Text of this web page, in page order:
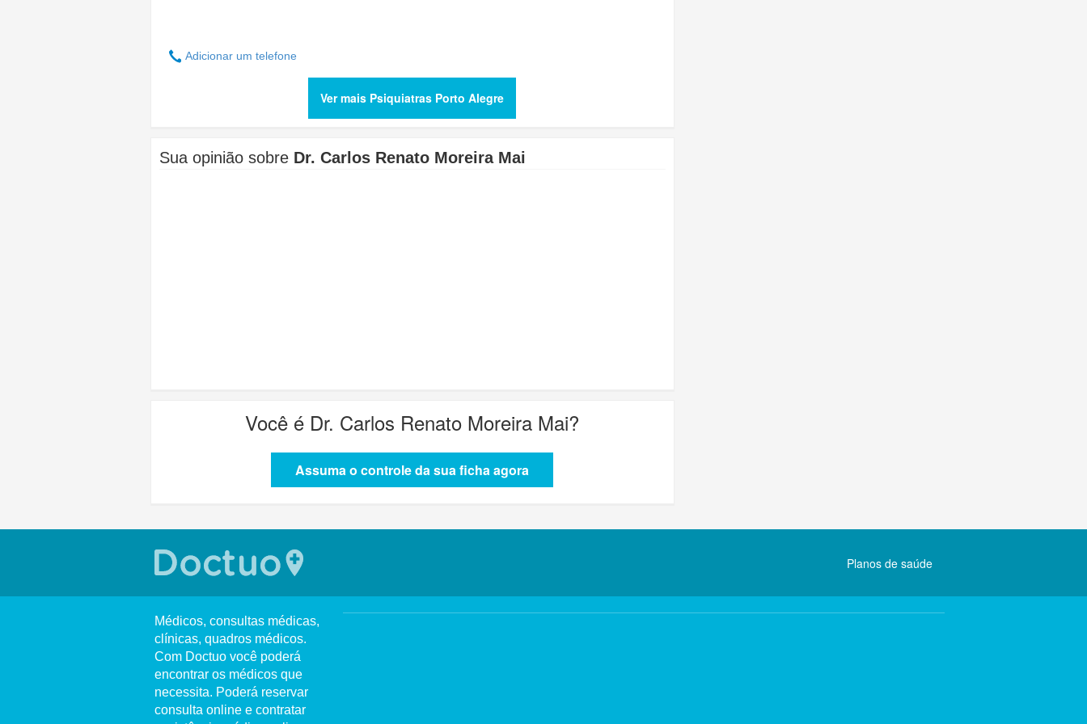
Adicionar um telefone
Ver mais Psiquiatras Porto Alegre
Sua opinião sobre Dr. Carlos Renato Moreira Mai
Você é Dr. Carlos Renato Moreira Mai?
Assuma o controle da sua ficha agora
Planos de saúde
Médicos, consultas médicas,
clínicas, quadros médicos.
Com Doctuo você poderá
encontrar os médicos que
necessita. Poderá reservar
consulta online e contratar